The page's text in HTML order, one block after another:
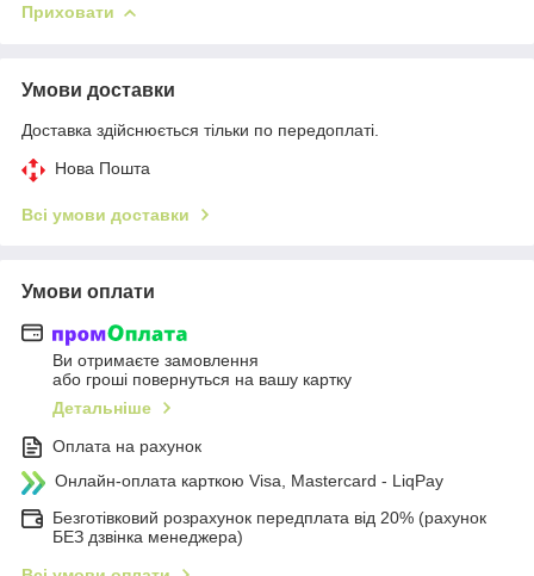
Приховати
Умови доставки
Доставка здійснюється тільки по передоплаті.
Нова Пошта
Всі умови доставки
Умови оплати
Ви отримаєте замовлення
або гроші повернуться на вашу картку
Детальніше
Оплата на рахунок
Онлайн-оплата карткою Visa, Mastercard - LiqPay
Безготівковий розрахунок передплата від 20% (рахунок
БЕЗ дзвінка менеджера)